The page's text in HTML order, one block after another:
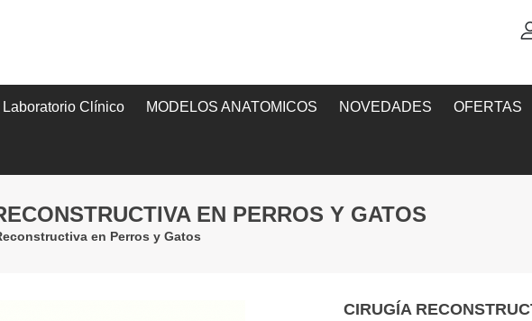
Laboratorio Clínico MODELOS ANATOMICOS NOVEDADES OFERTAS
EN PERROS Y GATOS
en Perros y Gatos
CIRUGÍA